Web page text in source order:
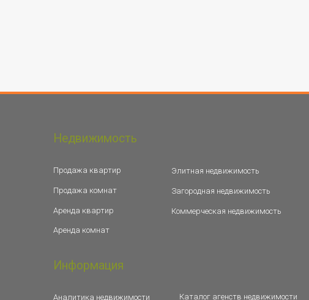
Недвижимость
Продажа квартир
Продажа комнат
Аренда квартир
Аренда комнат
Элитная недвижимость
Загородная недвижимость
Коммерческая недвижимость
Информация
Аналитика недвижимости Каталог агенств недвижимости